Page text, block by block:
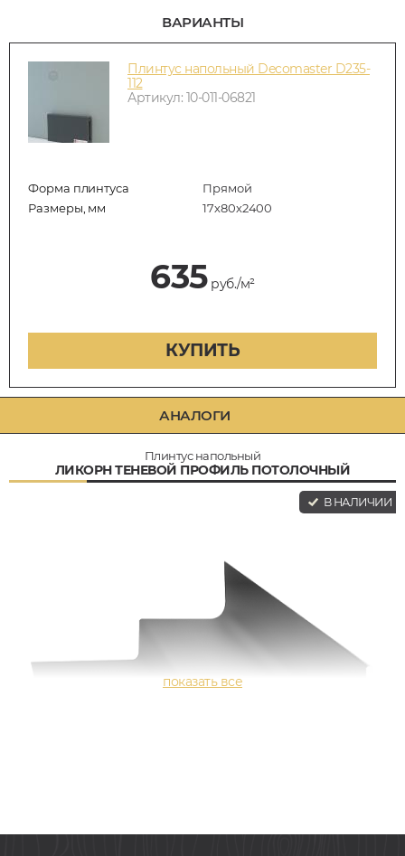
ВАРИАНТЫ
Плинтус напольный Decomaster D235-
112
Артикул: 10-011-06821
Форма плинтуса
Прямой
Размеры, мм
17х80х2400
635руб./м²
КУПИТЬ
АНАЛОГИ
Плинтус напольный
ЛИКОРН ТЕНЕВОЙ ПРОФИЛЬ ПОТОЛОЧНЫЙ
В НАЛИЧИИ